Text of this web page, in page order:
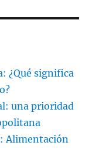
¿Qué significa
una prioridad
Alimentación